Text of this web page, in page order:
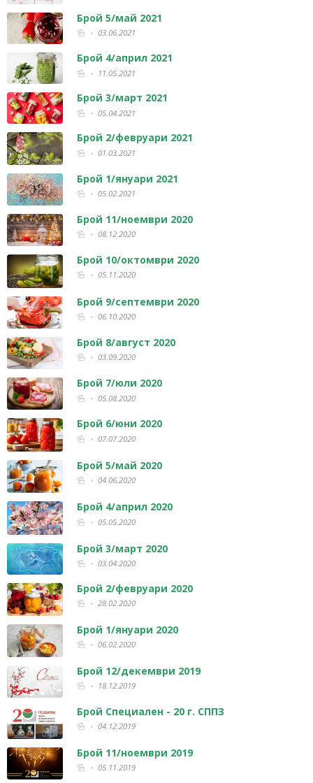
Брой 5/май 2021
03.06.2021
Брой 4/април 2021
11.05.2021
Брой 3/март 2021
05.04.2021
Брой 2/февруари 2021
01.03.2021
Брой 1/януари 2021
05.02.2021
Брой 11/ноември 2020
08.12.2020
Брой 10/октомври 2020
05.11.2020
Брой 9/септември 2020
06.10.2020
Брой 8/август 2020
03.09.2020
Брой 7/юли 2020
05.08.2020
Брой 6/юни 2020
07.07.2020
Брой 5/май 2020
04.06.2020
Брой 4/април 2020
05.05.2020
Брой 3/март 2020
03.04.2020
Брой 2/февруари 2020
28.02.2020
Брой 1/януари 2020
06.02.2020
Брой 12/декември 2019
18.12.2019
Брой Специален - 20 г. СППЗ
04.12.2019
Брой 11/ноември 2019
05.11.2019